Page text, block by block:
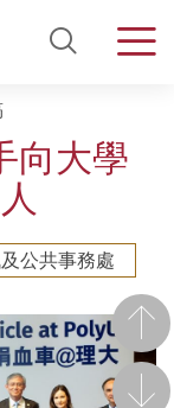
Open
向大學
公共事務處
前
後一